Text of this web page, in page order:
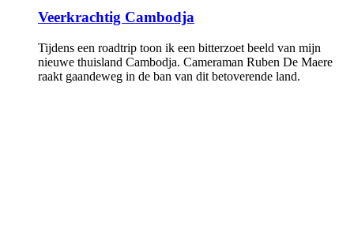
Veerkrachtig Cambodja
Tijdens een roadtrip toon ik een bitterzoet beeld van mijn
nieuwe thuisland Cambodja. Cameraman Ruben De Maere
raakt gaandeweg in de ban van dit betoverende land.